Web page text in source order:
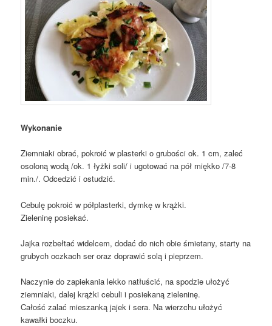
Wykonanie
Ziemniaki obrać, pokroić w plasterki o grubości ok. 1 cm, zaleć
osoloną wodą /ok. 1 łyżki soli/ i ugotować na pół miękko /7-8
min./. Odcedzić i ostudzić.
Cebulę pokroić w półplasterki, dymkę w krążki.
Zieleninę posiekać.
Jajka rozbełtać widelcem, dodać do nich obie śmietany, starty na
grubych oczkach ser oraz doprawić solą i pieprzem.
Naczynie do zapiekania lekko natłuścić, na spodzie ułożyć
ziemniaki, dalej krążki cebuli i posiekaną zieleninę.
Całość zalać mieszanką jajek i sera. Na wierzchu ułożyć
kawałki boczku.